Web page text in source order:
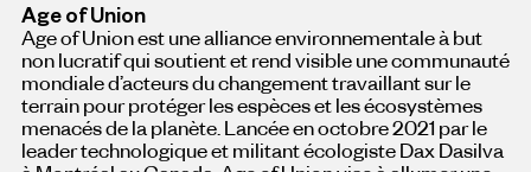
Age of Union
Age of Union est une alliance environnementale à but
non lucratif qui soutient et rend visible une communauté
mondiale d’acteurs du changement travaillant sur le
terrain pour protéger les espèces et les écosystèmes
menacés de la planète. Lancée en octobre 2021 par le
leader technologique et militant écologiste Dax Dasilva